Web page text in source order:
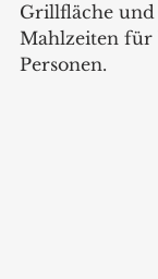
Grillfläche
Mahlzeiten für
Personen.